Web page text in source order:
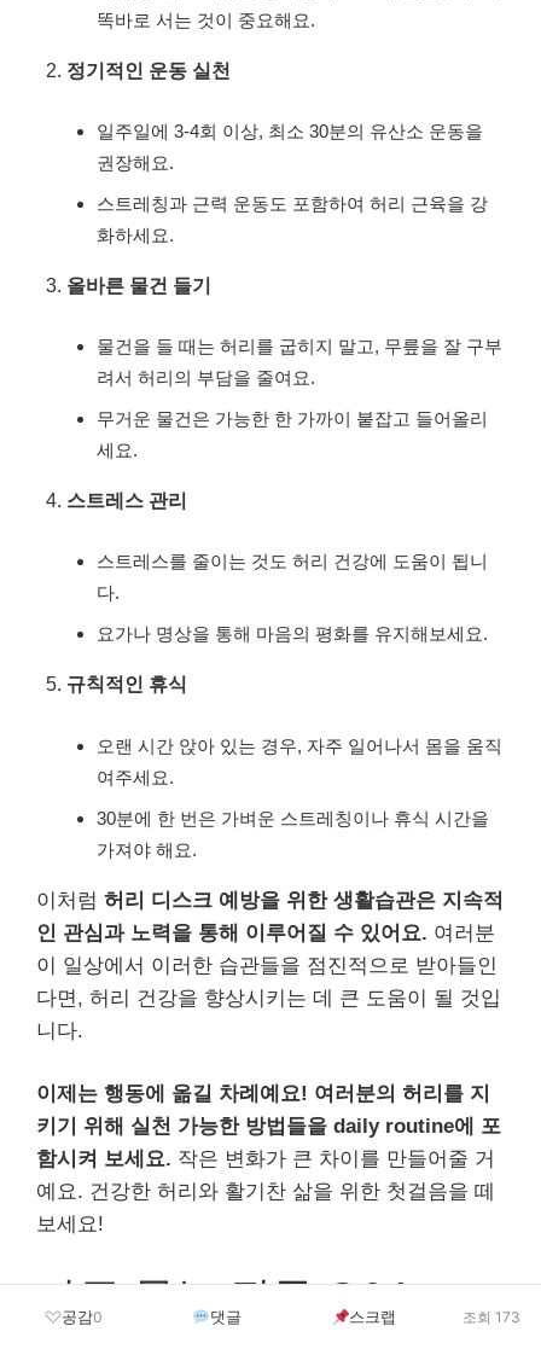
똑바로 서는 것이 중요해요.
정기적인 운동 실천
일주일에 3-4회 이상, 최소 30분의 유산소 운동을
권장해요.
스트레칭과 근력 운동도 포함하여 허리 근육을 강
화하세요.
올바른 물건 들기
물건을 들 때는 허리를 굽히지 말고, 무릎을 잘 구부
려서 허리의 부담을 줄여요.
무거운 물건은 가능한 한 가까이 붙잡고 들어올리
세요.
스트레스 관리
스트레스를 줄이는 것도 허리 건강에 도움이 됩니
다.
요가나 명상을 통해 마음의 평화를 유지해보세요.
규칙적인 휴식
오랜 시간 앉아 있는 경우, 자주 일어나서 몸을 움직
여주세요.
30분에 한 번은 가벼운 스트레칭이나 휴식 시간을
가져야 해요.
이처럼 허리 디스크 예방을 위한 생활습관은 지속적
인 관심과 노력을 통해 이루어질 수 있어요. 여러분
이 일상에서 이러한 습관들을 점진적으로 받아들인
다면, 허리 건강을 향상시키는 데 큰 도움이 될 것입
니다.
이제는 행동에 옮길 차례예요! 여러분의 허리를 지
키기 위해 실천 가능한 방법들을 daily routine에 포
함시켜 보세요. 작은 변화가 큰 차이를 만들어줄 거
예요. 건강한 허리와 활기찬 삶을 위한 첫걸음을 떼
보세요!
자주 묻는 질문 Q&A
공감0 댓글 스크랩 조회 173